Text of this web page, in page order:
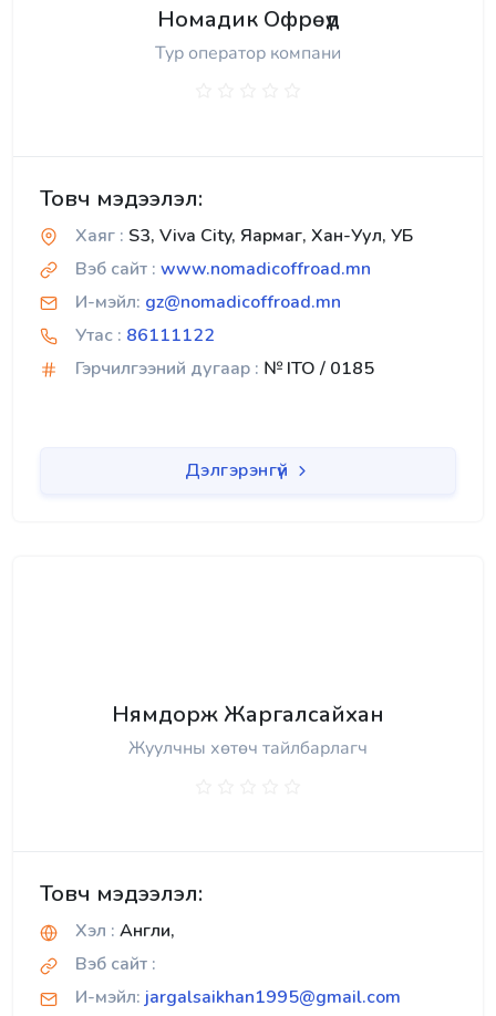
Номадик Офрөүд
Тур оператор компани
Товч мэдээлэл:
Хаяг : S3, Viva City, Яармаг, Хан-Уул, УБ
Вэб сайт : www.nomadicoffroad.mn
И-мэйл: gz@nomadicoffroad.mn
Утас : 86111122
Гэрчилгээний дугаар : № ITO / 0185
Дэлгэрэнгүй
Нямдорж Жаргалсайхан
Жуулчны хөтөч тайлбарлагч
Товч мэдээлэл:
Хэл : Англи,
Вэб сайт :
И-мэйл: jargalsaikhan1995@gmail.com